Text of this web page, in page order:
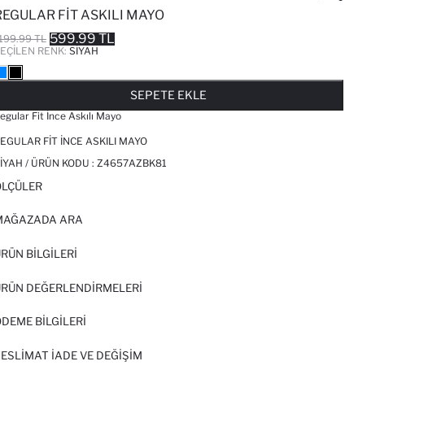
FIT ASKILI MAYO
TL 599.99 TL
RENK: SIYAH
SEPETE EKLE
Fit İnce Askılı Mayo
FIT İNCE ASKILI MAYO
/ ÜRÜN KODU : Z4657AZBK81
ARA
BILGILERI
DEĞERLENDİRMELERİ
BİLGİLERİ
İADE VE DEĞIŞIM